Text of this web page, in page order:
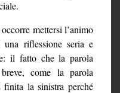
mettersi l’animo
riflessione seria e
il fatto che la parola
come la parola
la sinistra perché